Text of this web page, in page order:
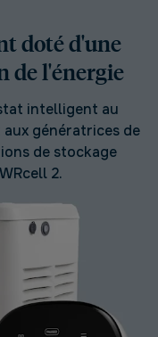
doté d'une
de l'énergie
intelligent au
génératrices de
de stockage
2.